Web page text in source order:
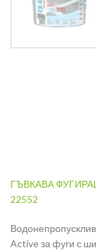
ГЪВКАВА
22552
Active за фуги с